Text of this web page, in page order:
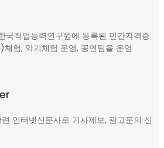
국직업능력연구원에 등록된 민간자격증
험, 악기체험 운영, 공연팀을 운영
인터넷신문사로 기사제보, 광고문의 신